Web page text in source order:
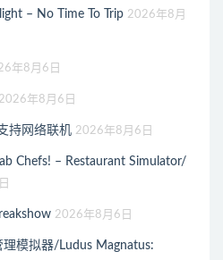
– No Time To Trip 2026年8月
年8月6日
2026年8月6日
持网络联机 2026年8月6日
Chefs! – Restaurant Simulator/
2026年8月6日
模拟器/Ludus Magnatus: